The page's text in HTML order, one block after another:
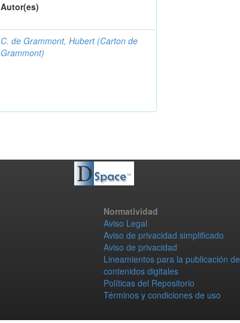
Autor(es)
C. de Grammont, Hubert (Carton de
Grammont)
Normatividad
Aviso Legal
Aviso de privacidad simplificado
Aviso de privacidad
Lineamientos para la publicación de
contenidos digitales
Políticas del Repositorio
Términos y condiciones de uso